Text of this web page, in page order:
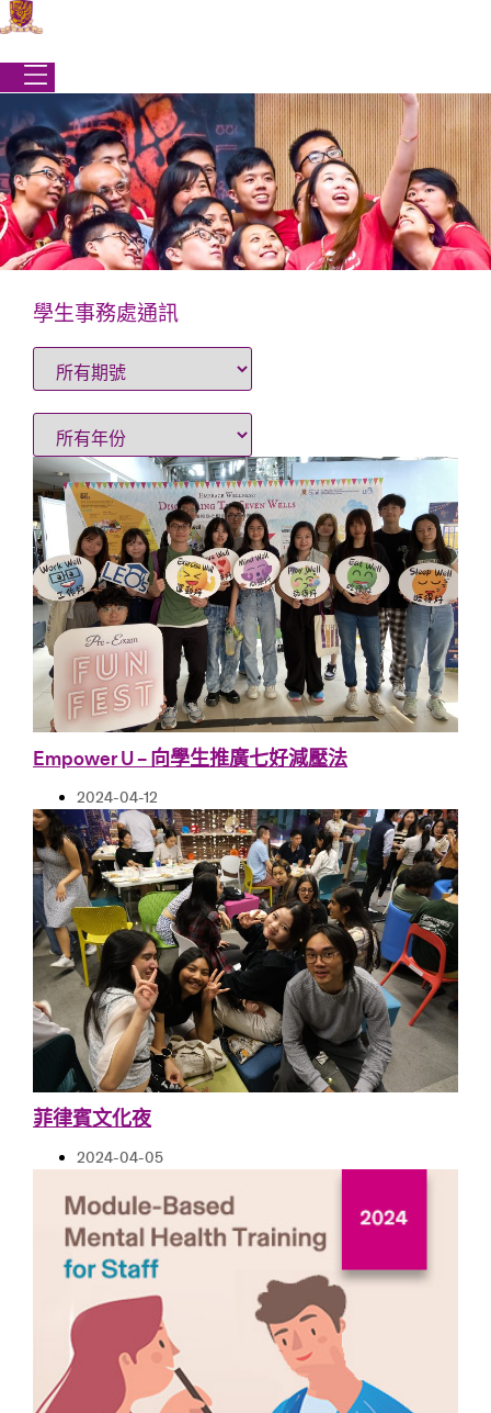
Skip
to
content
學生事務處
學生事務處通訊
學生事務處通訊
Empower U – 向學生推廣七好減壓法
2024-04-12
菲律賓文化夜
2024-04-05